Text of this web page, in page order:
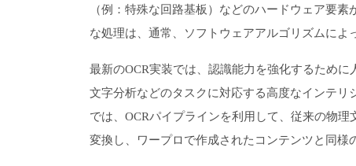
（例：特殊な回路基板）などのハードウェア要
な処理は、通常、ソフトウェアアルゴリズムによ
最新のOCR実装では、認識能力を強化するため
文字分析などのタスクに対応する高度なインテ
では、OCRパイプラインを利用して、従来の物
変換し、ワープロで作成されたコンテンツと同様